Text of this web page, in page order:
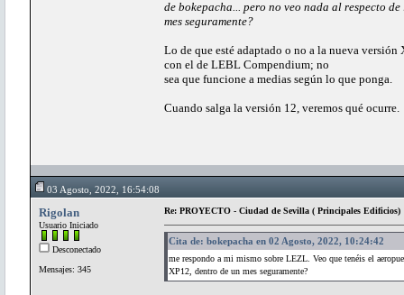
de bokepacha... pero no veo nada al respecto
mes seguramente?
Lo de que esté adaptado o no a la nueva
con el de LEBL Compendium; no
sea que funcione a medias según lo que ponga.
Cuando salga la versión 12, veremos qué ocurre.
03 Agosto, 2022, 16:54:08
Rigolan
Usuario Iniciado
Desconectado
Mensajes: 345
Re: PROYECTO - Ciudad de Sevilla ( Principales Edificios)
Cita de: bokepacha en 02 Agosto, 2022, 10:24:42
me respondo a mi mismo sobre LEZL. Veo que tenéis el
XP12, dentro de un mes seguramente?